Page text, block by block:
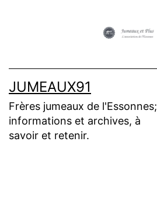
JUMEAUX91
Frères jumeaux de l'Essonnes;
informations et archives, à
savoir et retenir.